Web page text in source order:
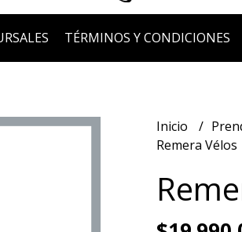
TÉRMINOS Y CONDICIONES
Inicio
Remera Vélos